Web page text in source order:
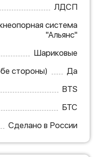
ЛДСП
система
"Альянс"
Шариковые
стороны)
Да
BTS
БТС
Сделано в России